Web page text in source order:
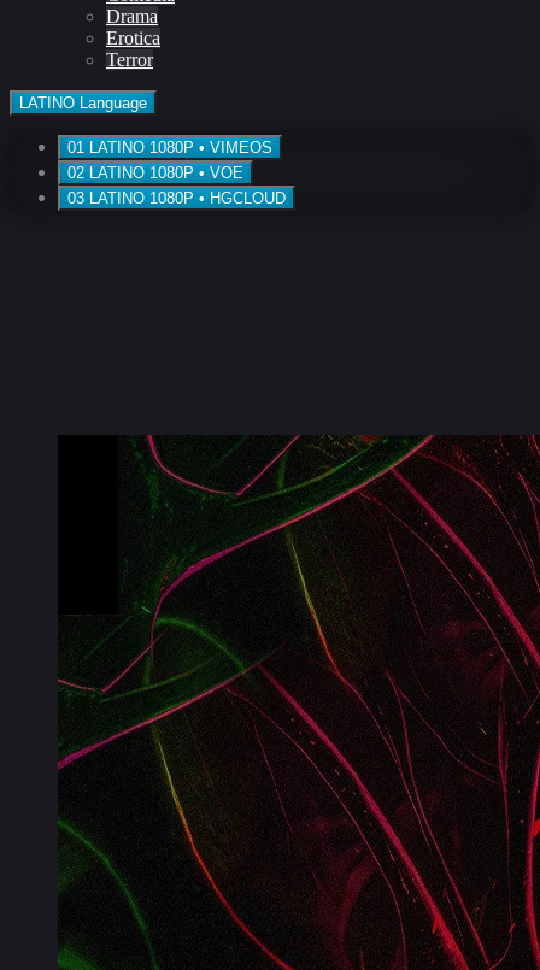
Drama
Erotica
Terror
LATINO Language
01 LATINO 1080P • VIMEOS
02 LATINO 1080P • VOE
03 LATINO 1080P • HGCLOUD